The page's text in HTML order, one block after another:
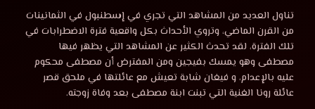
الامنيات
الحلقة
11
مسلسل
حجر
الامنيات
الحلقة
11
مترجمة
تناول العديد من المشاهد التي تجري في إسطنبول في الثمانينات
من القرن الماضي، وتروي الأحداث بكل واقعية فترة الاضطرابات في
تلك الفترة، لقد تحدث الكثير عن المشاهد التي يظهر فيها
مصطفى وهو يمسك بفيجين ‏ومن المفترض أن مصطفى محكوم
عليه بالإعدام، و فيغان شابة تعيش مع عائلتها في ملحق قصر
عائلة رونا الغنية التي تبنت ابنة مصطفى بعد وفاة زوجته.